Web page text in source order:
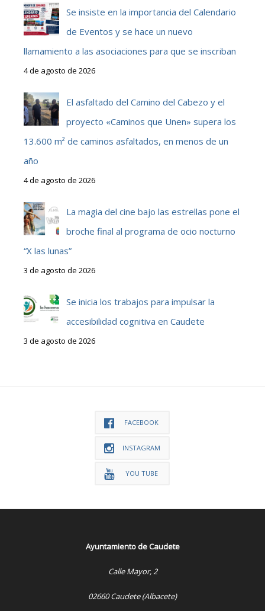
Se insiste en la importancia del Calendario
de Eventos y se hace un nuevo
llamamiento a las asociaciones para que se inscriban
4 de agosto de 2026
El asfaltado del Camino del Cabezo y el
proyecto «Caminos que Unen» supera los
13.600 m² de caminos asfaltados, en menos de un
año
4 de agosto de 2026
La magia del cine bajo las estrellas pone el
broche final al programa de ocio nocturno
“X las lunas”
3 de agosto de 2026
Se inicia los trabajos para impulsar la
accesibilidad cognitiva en Caudete
3 de agosto de 2026
FACEBOOK
INSTAGRAM
YOU TUBE
Ayuntamiento de Caudete
Calle Mayor, 2
02660 Caudete (Albacete)